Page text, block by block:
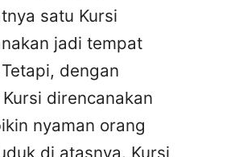
satu Kursi
jadi tempat
dengan
direncanakan
nyaman orang
di atasnya. Kursi